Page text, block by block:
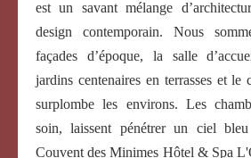
est un savant mélange
design contemporain. Nous
façades d’époque, la salle
jardins centenaires en terrasses et
surplombe les environs. Les
soin, laissent pénétrer un ciel
Couvent des Minimes Hôtel & Spa